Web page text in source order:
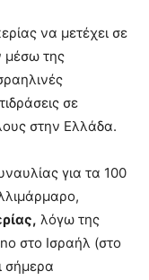
να μετέχει σε
μέσω της
σε
στην Ελλάδα.
για τα 100
λόγω της
στο Ισραήλ (στο
σήμερα